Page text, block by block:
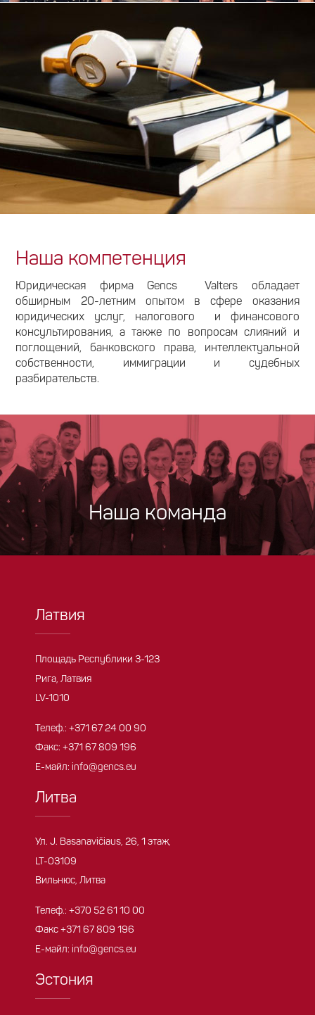
Наша компетенция
Юридическая фирма Gencs Valters обладает
обширным 20-летним опытом в сфере оказания
юридических услуг, налогового и финансового
консультирования, а также по вопросам слияний и
поглощений, банковского права, интеллектуальной
собственности, иммиграции и судебных
разбирательств.
Наша команда
Латвия
Площадь Республики 3-123
Рига, Латвия
LV-1010
Телеф.: +371 67 24 00 90
Факс: +371 67 809 196
Е-майл: info@gencs.eu
Литва
Ул. J. Basanavičiaus, 26, 1 этаж,
LT-03109
Вильнюс, Литва
Телеф.: +370 52 61 10 00
Факс +371 67 809 196
Е-майл: info@gencs.eu
Эстония